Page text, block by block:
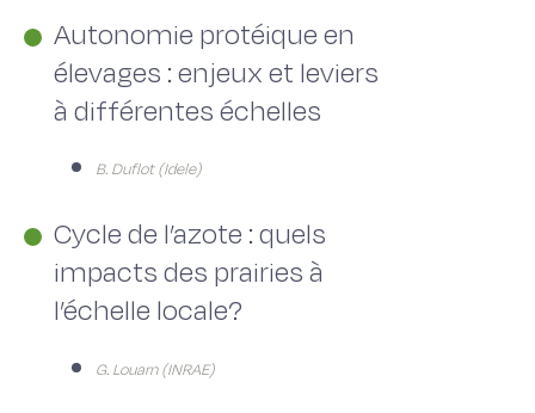
Autonomie protéique en
élevages : enjeux et leviers
à différentes échelles
B. Duflot (Idele)
Cycle de l’azote : quels
impacts des prairies à
l’échelle locale?
G. Louarn (INRAE)